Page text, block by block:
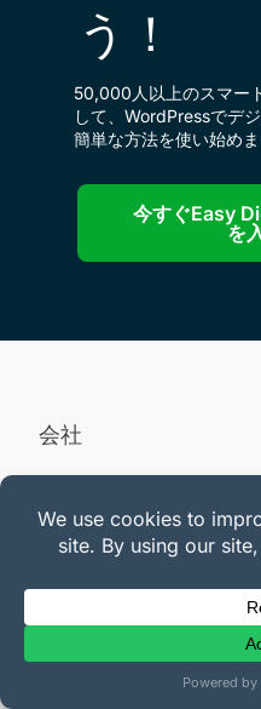
う！
50,000人以上のスマー
して、WordPressでデ
簡単な方法を使い始めま
今すぐEasy
を
会社
採
お問
アフ